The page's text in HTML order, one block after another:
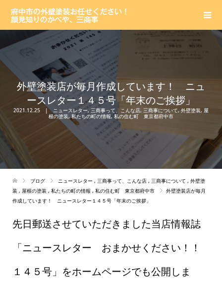
外壁塗装店が毎月作成しています！ ニュ
ースレター１４５号「年末のご挨拶」
2021.12.25 ニュースレター, 三商事って、こんな店, 三商事について, 外壁塗装, 屋
根の塗装,私たちの町の情報,私の住む町 東京都府中市
ブログ ニュースレター , 三商事って、こんな店 , 三商事について , 外壁塗
装 , 屋根の塗装 , 私たちの町の情報 , 私の住む町 東京都府中市
外壁塗装店が毎月
作成しています！ ニュースレター１４５号「年末のご挨拶」
先日郵送させていただきました当店情報誌
「ニュースレター おまかせください！！
１４５号」をホームページでも公開しま